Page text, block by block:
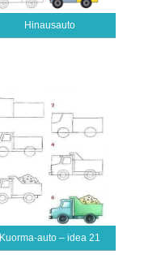
Hinausauto
Kuorma-auto – idea 21